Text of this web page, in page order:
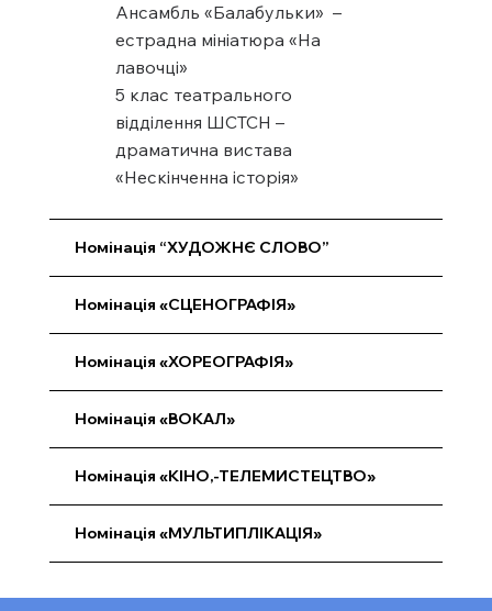
Ансамбль «Балабульки» –
естрадна мініатюра «На
лавочці»
5 клас театрального
відділення ШСТСН –
драматична вистава
«Нескінченна історія»
Номінація “ХУДОЖНЄ СЛОВО”
Номінація «СЦЕНОГРАФІЯ»
Номінація «ХОРЕОГРАФІЯ»
Номінація «ВОКАЛ»
Номінація «КІНО,-ТЕЛЕМИСТЕЦТВО»
Номінація «МУЛЬТИПЛІКАЦІЯ»